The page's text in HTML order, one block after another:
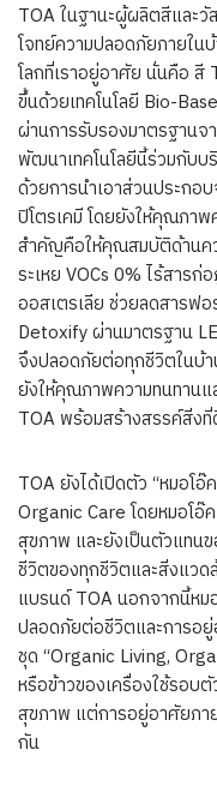
TOA ในฐานะผู้ผลิตสีและ
โจทย์ความปลอดภัยภายใ
โลกที่เราอยู่อาศัย นั่นคือ
ขึ้นด้วยเทคโนโลยี Bio-
ผ่านการรับรองมาตรฐานจ
พัฒนาเทคโนโลยีนี้ร่วมกับบ
ด้วยการนำเอาส่วนประก
ปิโตรเคมี โดยยังให้คุณภา
สำคัญคือให้คุณสมบัติด้านค
ระเหย VOCs 0% ไร้สาร
ออสเตรเลีย ช่วยลดสารฟ
Detoxify ผ่านมาตรฐาน
จึงปลอดภัยต่อทุกชีวิตในบ้
ยังให้คุณภาพความทนทานแ
TOA พร้อมสร้างสรรค์สิ่งที่
TOA ยังได้เปิดตัว “หมอโ
Organic Care โดยหมอโอ๊
สุขภาพ และยังเป็นตัวแทน
ชีวิตของทุกชีวิตและสิ่งแว
แบรนด์ TOA นอกจากนี้หม
ปลอดภัยต่อชีวิตและการอ
ชุด “Organic Living,
หรือข้าวของเครื่องใช้รอบ
สุขภาพ แต่การอยู่อาศัยภา
กัน